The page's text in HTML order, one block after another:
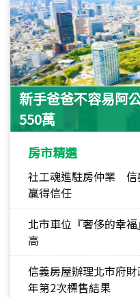
新手爸爸不容易阿
550萬
房市精選
社工魂進駐房仲業 信
贏得信任
北市車位『奢侈的幸
高
信義房屋辦理北市府
年第2次標售結果